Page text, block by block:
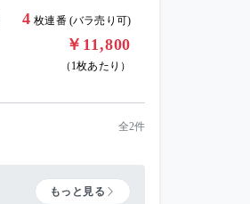
4 枚連番 (バラ売り可)
￥11,800
（1枚あたり）
全2件
もっと見る